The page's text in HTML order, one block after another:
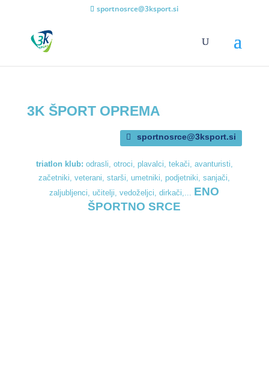
sportnosrce@3ksport.si
3K ŠPORT OPREMA
sportnosrce@3ksport.si
triatlon klub: odrasli, otroci, plavalci, tekači, avanturisti,
začetniki, veterani, starši, umetniki, podjetniki, sanjači,
zaljubljenci, učitelji, vedoželjci, dirkači,... ENO
ŠPORTNO SRCE